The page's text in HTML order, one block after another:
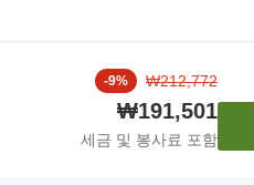
-9% ₩212,772
₩191,501
세금 및 봉사료 포함